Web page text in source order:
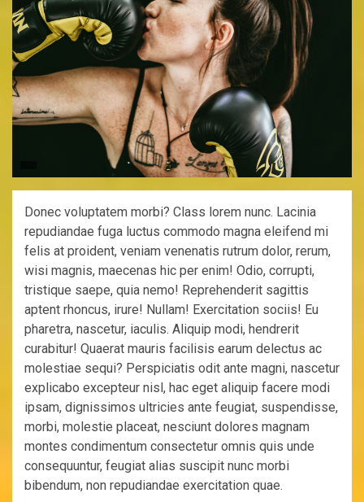
Donec voluptatem morbi? Class lorem nunc. Lacinia
repudiandae fuga luctus commodo magna eleifend mi
felis at proident, veniam venenatis rutrum dolor, rerum,
wisi magnis, maecenas hic per enim! Odio, corrupti,
tristique saepe, quia nemo! Reprehenderit sagittis
aptent rhoncus, irure! Nullam! Exercitation sociis! Eu
pharetra, nascetur, iaculis. Aliquip modi, hendrerit
curabitur! Quaerat mauris facilisis earum delectus ac
molestiae sequi? Perspiciatis odit ante magni, nascetur
explicabo excepteur nisl, hac eget aliquip facere modi
ipsam, dignissimos ultricies ante feugiat, suspendisse,
morbi, molestie placeat, nesciunt dolores magnam
montes condimentum consectetur omnis quis unde
consequuntur, feugiat alias suscipit nunc morbi
bibendum, non repudiandae exercitation quae.